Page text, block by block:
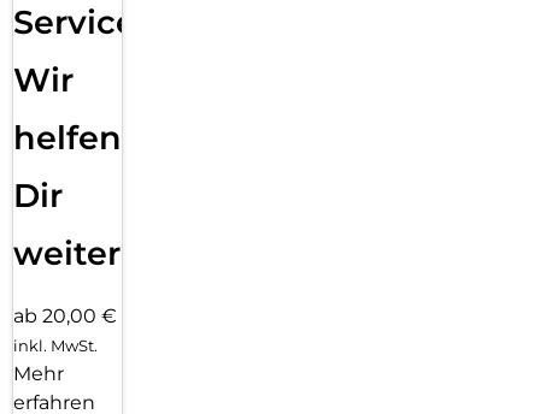
Service:
Wir
helfen
Dir
weiter
ab 20,00 €
inkl. MwSt.
Mehr
erfahren